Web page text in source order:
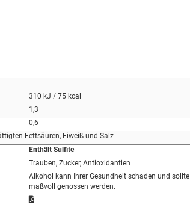
310 kJ / 75 kcal
1,3
0,6
Fettsäuren, Eiweiß und Salz
Enthält Sulfite
Trauben, Zucker, Antioxidantien
Alkohol kann Ihrer Gesundheit schaden und sollte
maßvoll genossen werden.